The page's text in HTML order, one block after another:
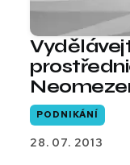
PODNIKÁNÍ
28. 07. 2013